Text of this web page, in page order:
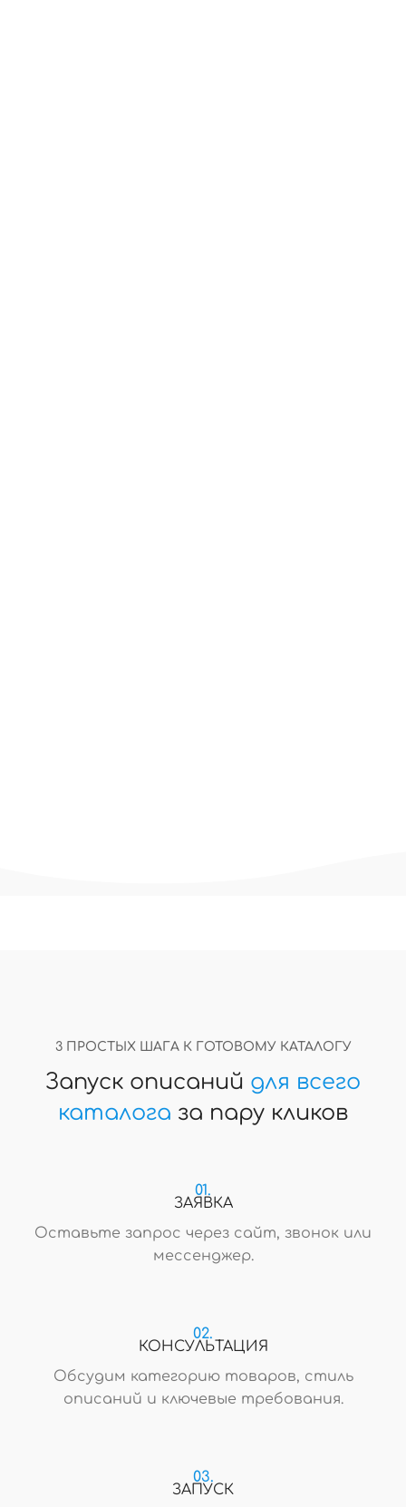
3 ПРОСТЫХ ШАГА К ГОТОВОМУ КАТАЛОГУ
Запуск описаний для всего
каталога за пару кликов
01.
ЗАЯВКА
Оставьте запрос через сайт, звонок или
мессенджер.
02.
КОНСУЛЬТАЦИЯ
Обсудим категорию товаров, стиль
описаний и ключевые требования.
03.
ЗАПУСК